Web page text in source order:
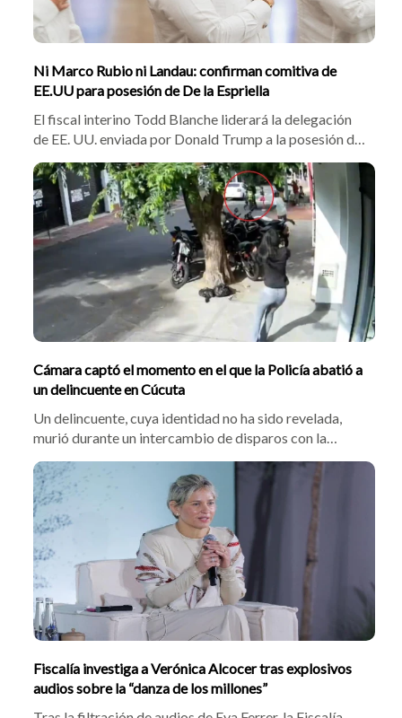
Ni Marco Rubio ni Landau: confirman comitiva de
EE.UU para posesión de De la Espriella
El fiscal interino Todd Blanche liderará la delegación
de EE. UU. enviada por Donald Trump a la posesión de
Abelardo de la Espriella en Cali. El equipo
estadounidense reforzará acuerdos de seguridad y
antinarcóticos ante las ausencias confirmadas de
Marco Rubio y Bernie Moreno.
Cámara captó el momento en el que la Policía abatió a
un delincuente en Cúcuta
Un delincuente, cuya identidad no ha sido revelada,
murió durante un intercambio de disparos con la
Policía tras un aparente hurto en el barrio El Contento,
en Cúcuta. El segundo implicado escapó y es buscado
por las autoridades, que investigan lo ocurrido.
Fiscalía investiga a Verónica Alcocer tras explosivos
audios sobre la “danza de los millones”